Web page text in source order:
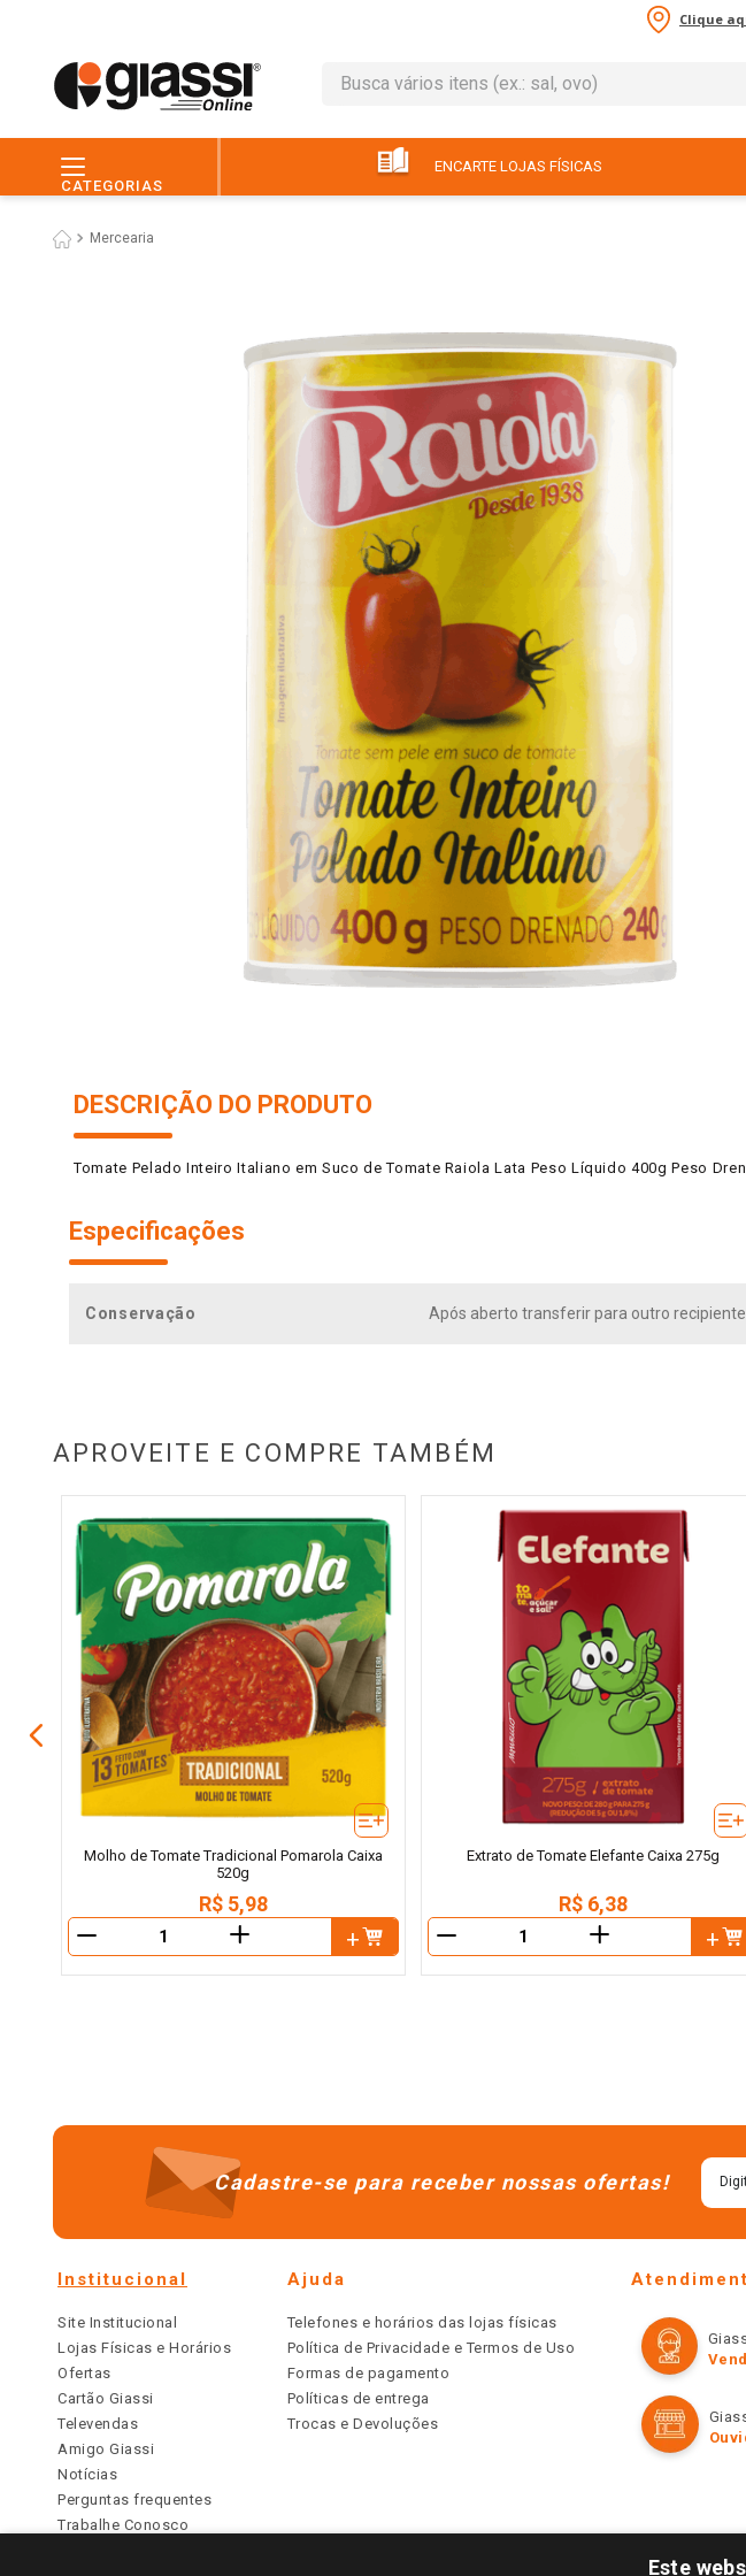
Clique
Busca vários itens (ex.: sal, ovo)
CATEGORIAS
ENCARTE LOJAS FÍSICAS
Mercearia
DESCRIÇÃO DO PRODUTO
Tomate Pelado Inteiro Italiano em Suco de Tomate Raiola Lata Peso Líquido 400g Peso
Especificações
Conservação Após aberto transferir para outro recipiente.
APROVEITE E COMPRE TAMBÉM
Molho de Tomate Tradicional Pomarola Caixa
520g
R$ 5,98
＋
Extrato de Tomate Elefante Caixa 275g
R$ 6,38
＋
Cadastre-se para receber nossas ofertas!
Institucional
Site Institucional
Lojas Físicas e Horários
Ofertas
Cartão Giassi
Televendas
Amigo Giassi
Notícias
Perguntas frequentes
Trabalhe Conosco
Ajuda
Telefones e horários das lojas físicas
Política de Privacidade e Termos de Uso
Formas de pagamento
Políticas de entrega
Trocas e Devoluções
Este
leite
6º
7º macarrão
º iogurte
º ovo
10º arroz